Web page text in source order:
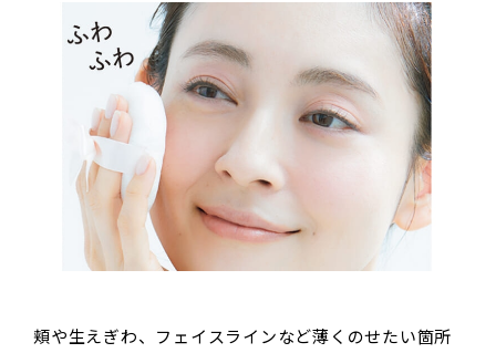
頬や生えぎわ、フェイスラインなど薄くのせたい箇所